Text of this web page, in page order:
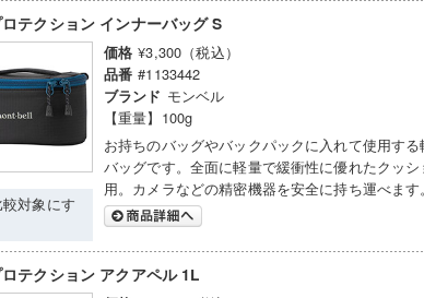
テクション インナーバッグ S
較対象にす
価格 ¥3,300（税込）
品番 #1133442
ブランド モンベル
【重量】100g
お持ちのバッグやバックパックに入れて使用す
バッグです。全面に軽量で緩衝性に優れたクッシ
用。カメラなどの精密機器を安全に持ち運べます。
テクション アクアペル 1L